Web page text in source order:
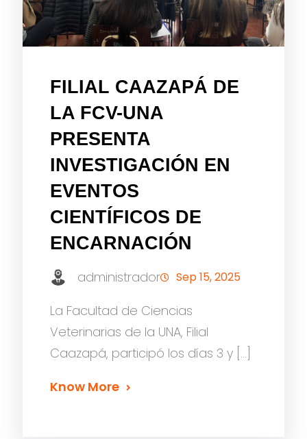
FILIAL CAAZAPÁ DE
LA FCV-UNA
PRESENTA
INVESTIGACIÓN EN
EVENTOS
CIENTÍFICOS DE
ENCARNACIÓN
administrador Sep 15, 2025
La Facultad de Ciencias
Veterinarias de la UNA, Filial
Caazapá, participó los días 3 y […]
Know More